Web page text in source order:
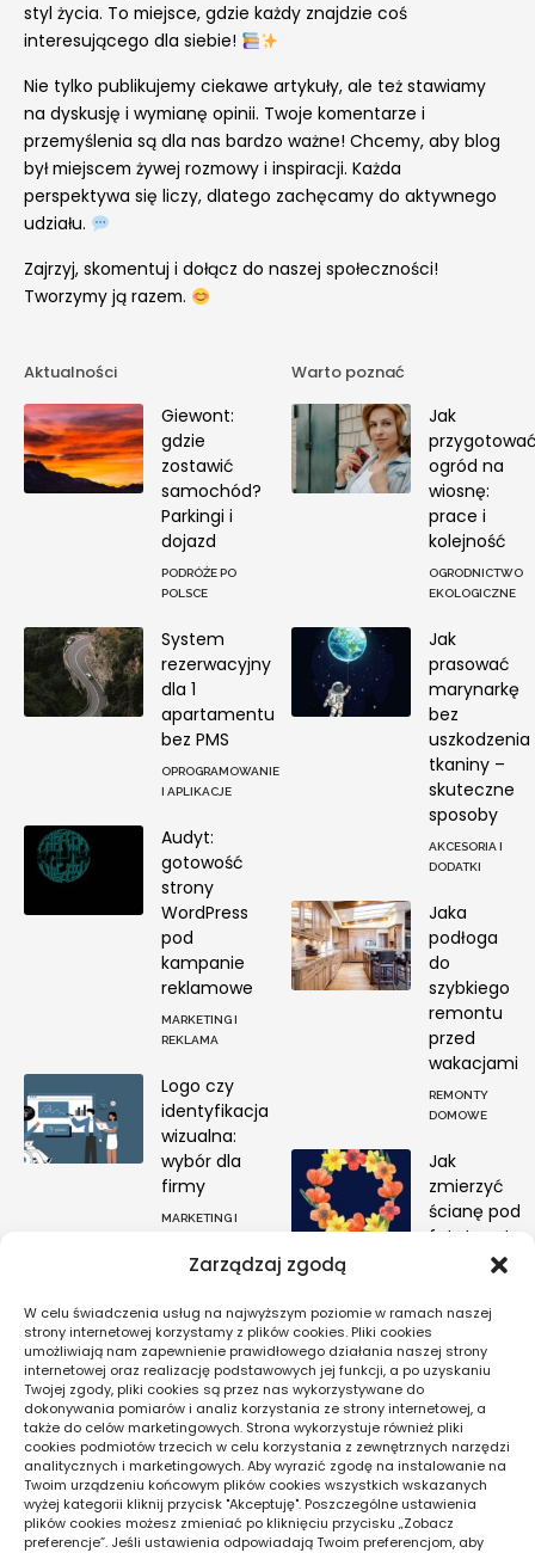
Zarządzaj zgodą
W celu świadczenia usług na najwyższym poziomie w ramach naszej
strony internetowej korzystamy z plików cookies. Pliki cookies
umożliwiają nam zapewnienie prawidłowego działania naszej strony
internetowej oraz realizację podstawowych jej funkcji, a po uzyskaniu
Twojej zgody, pliki cookies są przez nas wykorzystywane do
dokonywania pomiarów i analiz korzystania ze strony internetowej, a
także do celów marketingowych. Strona wykorzystuje również pliki
cookies podmiotów trzecich w celu korzystania z zewnętrznych narzędzi
analitycznych i marketingowych. Aby wyrazić zgodę na instalowanie na
Twoim urządzeniu końcowym plików cookies wszystkich wskazanych
wyżej kategorii kliknij przycisk "Akceptuję". Poszczególne ustawienia
plików cookies możesz zmieniać po kliknięciu przycisku „Zobacz
preferencje”. Jeśli ustawienia odpowiadają Twoim preferencjom, aby
styl życia. To miejsce, gdzie każdy znajdzie coś
interesującego dla siebie!
Nie tylko publikujemy ciekawe artykuły, ale też stawiamy
na dyskusję i wymianę opinii. Twoje komentarze i
przemyślenia są dla nas bardzo ważne! Chcemy, aby blog
był miejscem żywej rozmowy i inspiracji. Każda
perspektywa się liczy, dlatego zachęcamy do aktywnego
udziału.
Zajrzyj, skomentuj i dołącz do naszej społeczności!
Tworzymy ją razem.
Aktualności
Giewont:
gdzie
zostawić
samochód?
Parkingi i
dojazd
PODRÓŻE PO
POLSCE
System
rezerwacyjny
dla 1
apartamentu
bez PMS
OPROGRAMOWANIE
I APLIKACJE
Audyt:
gotowość
strony
WordPress
pod
kampanie
reklamowe
MARKETING I
REKLAMA
Logo czy
identyfikacja
wizualna:
wybór dla
firmy
MARKETING I
Warto poznać
Jak
ogród na
wiosnę:
prace i
kolejność
OGRODNICTWO
EKOLOGICZNE
Jak
prasować
marynarkę
bez
uszkodzenia
tkaniny –
skuteczne
sposoby
AKCESORIA I
DODATKI
Jaka
podłoga
do
szybkiego
remontu
przed
wakacjami
REMONTY
DOMOWE
Jak
zmierzyć
ścianę pod
fototapetę
na wymiar
WNĘTRZ
Pogoda
16°C
°